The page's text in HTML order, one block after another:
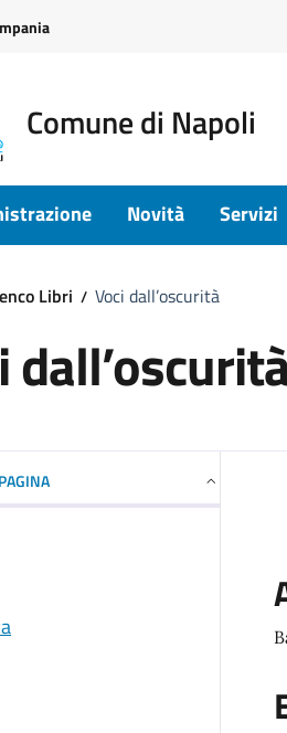
Comune di Napoli
Novità Servizi
Libri Voci dall’oscurità